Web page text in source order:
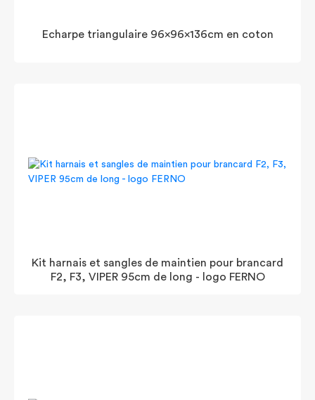
Echarpe triangulaire 96x96x136cm en coton
Kit harnais et sangles de maintien pour brancard
F2, F3, VIPER 95cm de long - logo FERNO